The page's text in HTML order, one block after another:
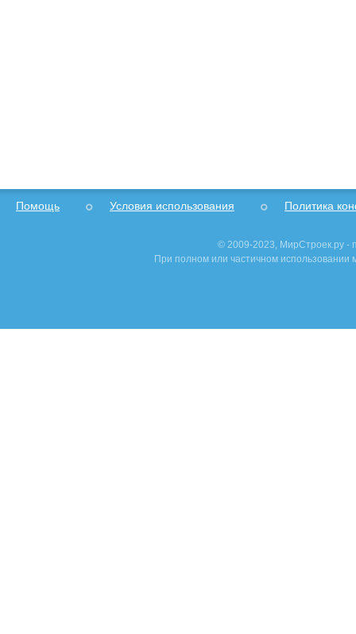
Помощь Условия использования Политика
© 2009-2023, МирСтроек.ру -
При полном или частичном использовании